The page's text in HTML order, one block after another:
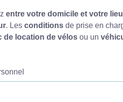
entre votre domicile et votre
. Les conditionsde prise en
de location de vélosou un